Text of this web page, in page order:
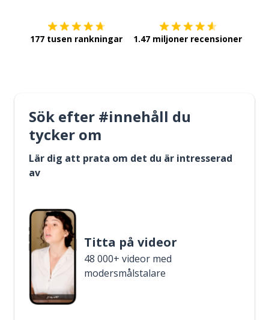
177 tusen rankningar 1.47 miljoner recensioner
Sök efter #innehåll du
tycker om
Lär dig att prata om det du är intresserad
av
Titta på videor
48 000+ videor med
modersmålstalare